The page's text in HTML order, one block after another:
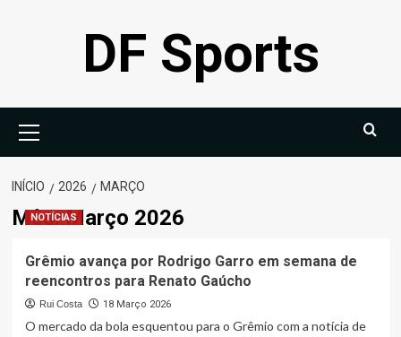
DF Sports
principal
INÍCIO 2026 MARÇO
Mês:Março 2026
NOTÍCIAS
Grêmio avança por Rodrigo Garro em semana de
reencontros para Renato Gaúcho
Rui Costa 18 Março 2026
O mercado da bola esquentou para o Grêmio com a notícia de